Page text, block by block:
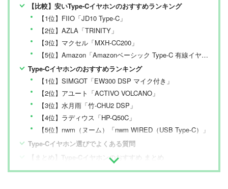
なっていること」を深く掘り下げ、専門家や自社検証機
関と協力して徹底的にテスト・評価する。高額なテレビ
から数百円の乾電池まで、編集部と専門家、そして社内
検証機関が実機テストを行い、価格やブランドに惑わさ
れることなく製品の本質的な性能を見極め、その良し悪
しをありのまま、雑誌およびWEBコンテンツとして発
信。編集長・阿部淳平を中心に、11名以上の編集体制で
日々の検証・記事制作を行っています。
【比較】安いType-Cイヤホンのおすすめランキング
【1位】FIIO「JD10 Type-C」
【2位】AZLA「TRINITY」
【3位】マクセル「MXH-CC200」
【5位】Amazon「Amazonベーシック Type-C 有線イヤホン」
Type-Cイヤホンのおすすめランキング
【1位】SIMGOT「EW300 DSP マイク付き」
【2位】アユート「ACTIVO VOLCANO」
【3位】水月雨「竹-CHU2 DSP」
【4位】ラディウス「HP-Q50C」
【5位】nwm（ヌーム）「nwm WIRED（USB Type-C）」
Type-Cイヤホン選びでよくある質問
【まとめ】Type-Cイヤホンのおすすめ まとめ